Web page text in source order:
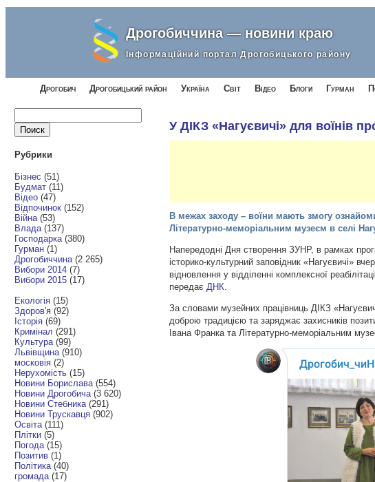
Дрогобиччина — новини краю
Інформаційний портал Дрогобицького району
Дрогобич Дрогобицький район Україна Світ Відео Блоги Гурман
Рубрики
Бізнес (51)
Будмат (11)
Відео (47)
Відпочинок (152)
Війна (53)
Влада (137)
Господарка (380)
Гурман (1)
Дрогобиччина (2 265)
Вибори 2014 (7)
Вибори 2015 (17)
Екологія (15)
Здоров'я (92)
Історія (69)
Кримінал (291)
Культура (99)
Львівщина (910)
московія (2)
Нерухомість (15)
Новини Борислава (554)
Новини Дрогобича (3 620)
Новини Стебника (291)
Новини Трускавця (902)
Освіта (111)
Плітки (5)
Погода (15)
Позитив (1)
Політика (40)
громада (17)
У ДІКЗ «Нагуєвичі» для воїнів
В межах заходу – воїни мають змогу
Літературно-меморіальним музеєм в селі
Напередодні Дня створення ЗУНР, в рамках
історико-культурний заповідник «Нагуєвичі»
відновлення у відділенні комплексної
передаєДНК.
За словами музейних працівниць ДІКЗ
доброю традицією та заряджає захисників
Івана Франка та Літературно-меморіальним